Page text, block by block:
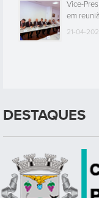
Vice-
em
21-04-
DESTAQUES